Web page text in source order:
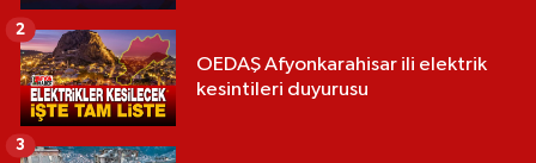
OEDAŞ Afyonkarahisar ili elektrik
kesintileri duyurusu
2
3